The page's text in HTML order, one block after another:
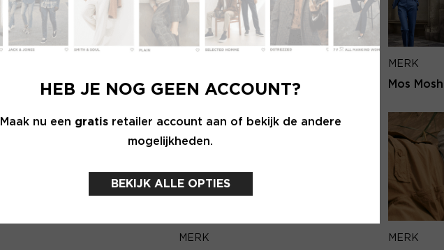
Wachtwoord E-mailadres
VERSTUUR
MAAK JE ACCOUNT NU AAN
HEB JE NOG GEEN ACCOUNT?
Maak nu een gratisretailer account aan of bekijk de andere
mogelijkheden.
BEKIJK ALLE OPTIES
Lofty Manner
MERK
Mos Mosh
MERK MERK